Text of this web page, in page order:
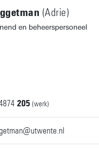
(Adrie)
en beheerspersoneel
205 (werk)